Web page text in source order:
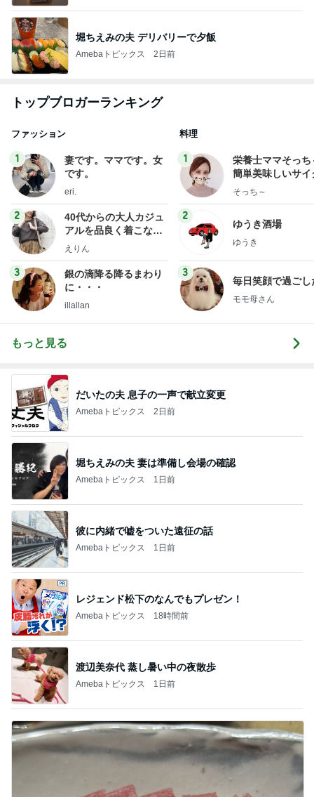
堀ちえみの夫 デリバリーで夕飯
Amebaトピックス 2日前
トップブロガーランキング
ファッション
1
妻です。ママです。女
です。
eri.
2
40代からの大人カジュ
アルを品良く着こなす
ファッションブログ
えりん
3
銀の滴降る降るまわり
に・・・
illallan
料理
1
栄養士ママそっち
簡単美味しいサイ
献立
そっち～
2
ゆうき酒場
ゆうき
3
毎日笑顔で過ごし
モモ母さん
もっと見る
だいたの夫 息子の一声で献立変更
Amebaトピックス 2日前
堀ちえみの夫 妻は準備し会場の確認
Amebaトピックス 1日前
彼に内緒で嘘をついた遠征の話
Amebaトピックス 1日前
レジェンド松下のなんでもプレゼン！
Amebaトピックス 18時間前
渡辺美奈代 蒸し暑い中の夜散歩
Amebaトピックス 1日前